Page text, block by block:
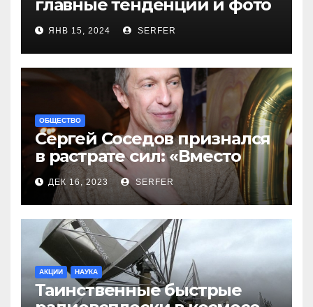
главные тенденции и фото
новинок
ЯНВ 15, 2024 SERFER
ОБЩЕСТВО
Сергей Соседов признался
в растрате сил: «Вместо
меня взяли Пригожина»
ДЕК 16, 2023 SERFER
АКЦИИ НАУКА
Таинственные быстрые